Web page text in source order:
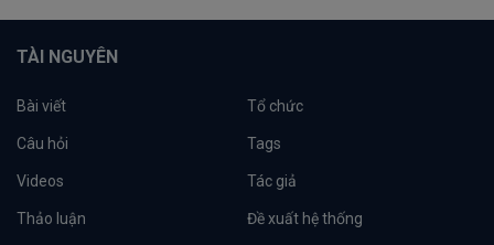
TÀI NGUYÊN
Bài viết Tổ chức
Câu hỏi Tags
Videos Tác giả
Thảo luận Đề xuất hệ thống